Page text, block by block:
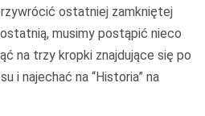
ostatniej zamkniętej
musimy postąpić nieco
na trzy kropki znajdujące się po
i najechać na “Historia” na